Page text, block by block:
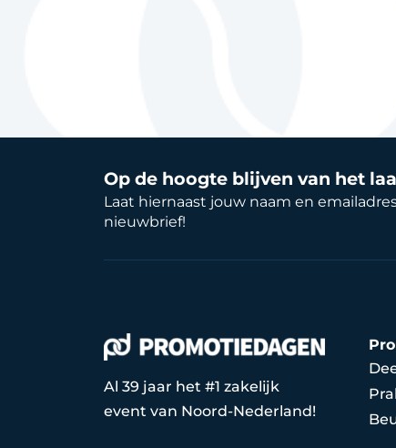
Op de hoogte blijven van het
Laat hiernaast jouw naam en
nieuwbrief!
Al 39 jaar het #1 zakelijk
event van Noord-Nederland!